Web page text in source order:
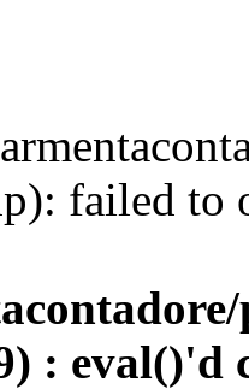
failed to
: eval()'d